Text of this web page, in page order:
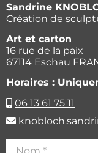
Sandrine
Création de
Art et carton
16 rue de la paix
67114 Eschau
Horaires :
06 13 61 75 11